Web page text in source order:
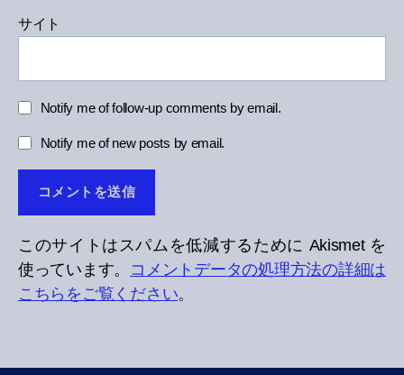
サイト
Notify me of follow-up comments by email.
Notify me of new posts by email.
このサイトはスパムを低減するために Akismet を
使っています。 コメントデータの処理方法の詳細は
こちらをご覧ください。